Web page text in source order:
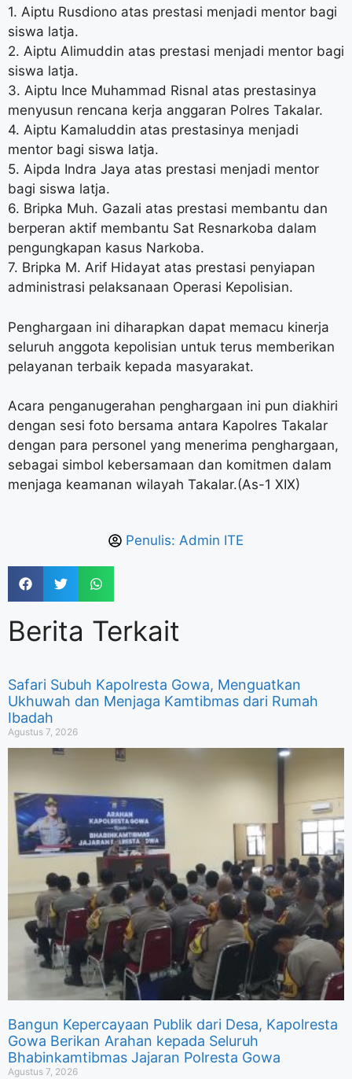
1. Aiptu Rusdiono atas prestasi menjadi mentor bagi
siswa latja.
2. Aiptu Alimuddin atas prestasi menjadi mentor bagi
siswa latja.
3. Aiptu Ince Muhammad Risnal atas prestasinya
menyusun rencana kerja anggaran Polres Takalar.
4. Aiptu Kamaluddin atas prestasinya menjadi
mentor bagi siswa latja.
5. Aipda Indra Jaya atas prestasi menjadi mentor
bagi siswa latja.
6. Bripka Muh. Gazali atas prestasi membantu dan
berperan aktif membantu Sat Resnarkoba dalam
pengungkapan kasus Narkoba.
7. Bripka M. Arif Hidayat atas prestasi penyiapan
administrasi pelaksanaan Operasi Kepolisian.
Penghargaan ini diharapkan dapat memacu kinerja
seluruh anggota kepolisian untuk terus memberikan
pelayanan terbaik kepada masyarakat.
Acara penganugerahan penghargaan ini pun diakhiri
dengan sesi foto bersama antara Kapolres Takalar
dengan para personel yang menerima penghargaan,
sebagai simbol kebersamaan dan komitmen dalam
menjaga keamanan wilayah Takalar.(As-1 XIX)
Penulis: Admin ITE
Berita Terkait
Safari Subuh Kapolresta Gowa, Menguatkan
Ukhuwah dan Menjaga Kamtibmas dari Rumah
Ibadah
Agustus 7, 2026
Bangun Kepercayaan Publik dari Desa, Kapolresta
Gowa Berikan Arahan kepada Seluruh
Bhabinkamtibmas Jajaran Polresta Gowa
Agustus 7, 2026